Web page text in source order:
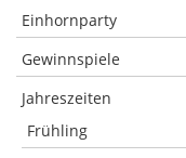
Einhornparty
Gewinnspiele
Jahreszeiten
Frühling